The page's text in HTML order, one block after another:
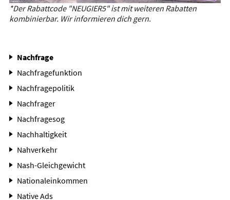
*Der Rabattcode "NEUGIER5" ist mit weiteren Rabatten
kombinierbar. Wir informieren dich gern.
Nachfrage
Nachfragefunktion
Nachfragepolitik
Nachfrager
Nachfragesog
Nachhaltigkeit
Nahverkehr
Nash-Gleichgewicht
Nationaleinkommen
Native Ads